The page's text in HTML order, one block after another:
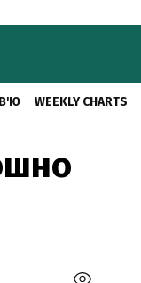
WEEKLY CHARTS